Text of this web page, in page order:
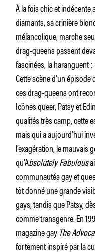
À la fois chic et indécente
diamants, sa crinière
mélancolique, marche
drag-queens passent
fascinées, la haranguent :
Cette scène d’un
ces drag-queens ont
Icônes queer, Patsy et
qualités très camp, cette
mais qui a aujourd’hui
l’exagération, le mauvais
qu’Absolutely Fabulous
communautés gay et
tôt donné une grande
gays, tandis que Patsy,
comme transgenre. En
magazine gay The
fortement inspiré par la